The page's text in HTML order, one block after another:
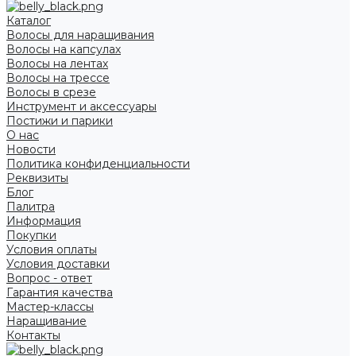
Каталог
Волосы для наращивания
Волосы на капсулах
Волосы на лентах
Волосы на трессе
Волосы в срезе
Инструмент и аксессуары
Постижи и парики
О нас
Новости
Политика конфиденциальности
Реквизиты
Блог
Палитра
Информация
Покупки
Условия оплаты
Условия доставки
Вопрос - ответ
Гарантия качества
Мастер-классы
Наращивание
Контакты